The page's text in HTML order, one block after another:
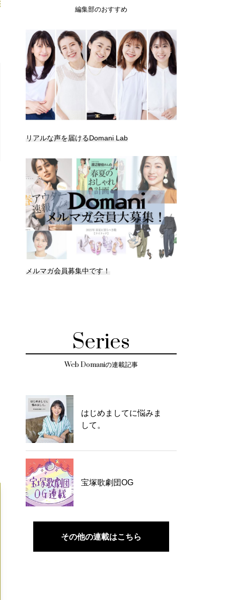
編集部のおすすめ
リアルな声を届けるDomani Lab
メルマガ会員募集中です！
Series
Web Domaniの連載記事
はじめましてに悩みま
して。
宝塚歌劇団OG
その他の連載はこちら